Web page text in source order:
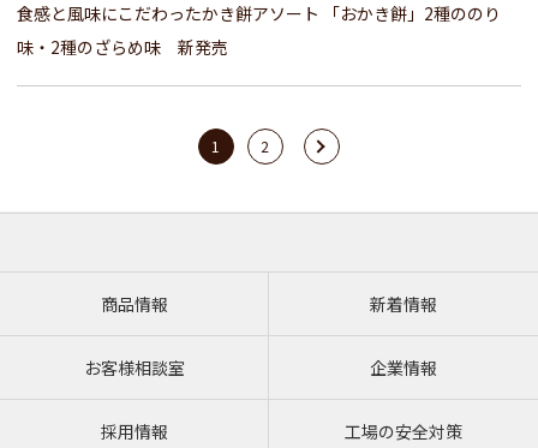
食感と風味にこだわったかき餅アソート 「おかき餅」2種ののり
味・2種のざらめ味 新発売
1 2
商品情報 新着情報
お客様相談室 企業情報
採用情報 工場の安全対策